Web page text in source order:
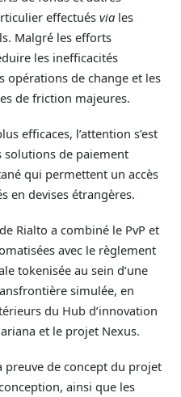
effectués via les
Malgré les efforts
les inefficacités
opérations de change et les
de friction majeures.
efficaces, l’attention s’est
solutions de paiement
qui permettent un accès
en devises étrangères.
Rialto a combiné le PvP et
avec le règlement
tokenisée au sein d’une
simulée, en
du Hub d’innovation
et le projet Nexus.
de concept du projet
ainsi que les